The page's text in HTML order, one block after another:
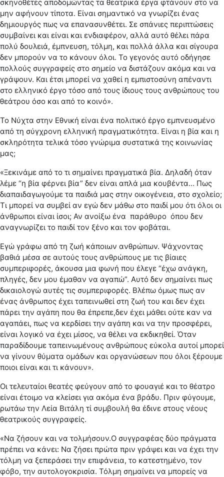
σκηνοθέτες αποδομώντας τα θεατρικά έργα φτάνουν στο να
μην αφήνουν τίποτα. Είναι σημαντικό να γνωρίζει ένας
δημιουργός πως να επανασυνθέτει. Σε σπάνιες περιπτώσεις
συμβαίνει και είναι και ενδιαφέρον, αλλά αυτό θέλει πάρα
πολύ δουλειά, έμπνευση, τόλμη, και πολλά άλλα και σίγουρα
δεν μπορούν να το κάνουν όλοι. Το γεγονός αυτό οδήγησε
πολλούς συγγραφείς στο σημείο να διστάζουν ακόμα και να
γράψουν. Και έτσι μπορεί να χαθεί η εμπιστοσύνη απέναντι
στο ελληνικό έργο τόσο από τους ίδιους τους ανθρώπους του
θεάτρου όσο και από το κοινό».
Το Νύχτα στην Εθνική είναι ένα πολιτικό έργο εμπνευσμένο
από τη σύγχρονη ελληνική πραγματικότητα. Είναι η βία και η
σκληρότητα τελικά τόσο γνώριμα συστατικά της κοινωνίας
μας;
«Ξεκινάμε από το τι σημαίνει πραγματικά βία. Δηλαδή όταν
λέμε “η βία φέρνει βία” δεν είναι απλά μια κουβέντα… Πως
διαπαιδαγωγούμε τα παιδιά μας στην οικογένεια, στο σχολείο;
Τι μπορεί να συμβεί αν εγώ δεν μάθω στο παιδί μου ότι όλοι οι
άνθρωποι είναι ίσοι; Αν ανοίξω ένα παράθυρο όπου δεν
αναγνωρίζει το παιδί τον ξένο και τον φοβάται.
Εγώ γράφω από τη ζωή κάποιων ανθρώπων. Ψάχνοντας
βαθιά μέσα σε αυτούς τους ανθρώπους με τις βίαιες
συμπεριφορές, άκουσα μια φωνή που έλεγε “έχω ανάγκη,
πληγές, δεν μου έμαθαν να αγαπώ”. Αυτό δεν σημαίνει πως
δικαιολογώ αυτές τις συμπεριφορές. Βλέπω όμως πως αν
ένας άνθρωπος έχει ταπεινωθεί στη ζωή του και δεν έχει
πάρει την αγάπη που θα έπρεπε,δεν έχει μάθει ούτε καν να
αγαπάει, πως να κερδίσει την αγάπη και να την προσφέρει,
είναι λογικό να έχει μίσος, να θέλει να εκδικηθεί. Όταν
παραδίδουμε ταπεινωμένους ανθρώπους εύκολα αυτοί μπορεί
να γίνουν θύματα ομάδων και οργανώσεων που όλοι ξέρουμε
ποιοι είναι και τι κάνουν».
Οι τελευταίοι θεατές φεύγουν από το φουαγιέ και το θέατρο
είναι έτοιμο να κλείσει για ακόμα ένα βράδυ. Πριν φύγουμε,
ρωτάω την Λεία Βιτάλη τί συμβουλή θα έδινε στους νέους
θεατρικούς συγγραφείς.
«Να ζήσουν και να τολμήσουν.Ο συγγραφέας δύο πράγματα
πρέπει να κάνει: Να ζήσει πρώτα πριν γράψει και να έχει την
τόλμη να ξεπεράσει την επιφάνεια, το κατεστημένο, τον
φόβο, την αυτολογοκρισία. Τόλμη σημαίνει να μπορείς να